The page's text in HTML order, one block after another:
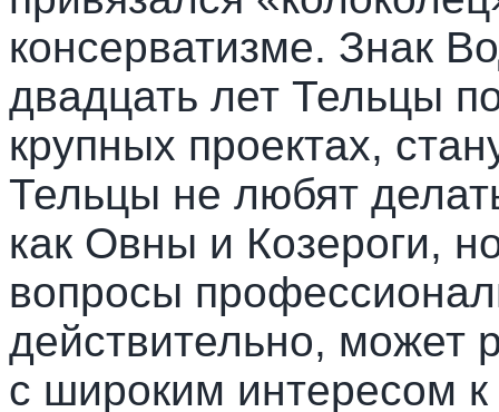
консерватизме. Знак
двадцать лет Тельцы
крупных проектах,
Тельцы не любят
как Овны и Козероги,
вопросы
действительно, может
с широким интересом